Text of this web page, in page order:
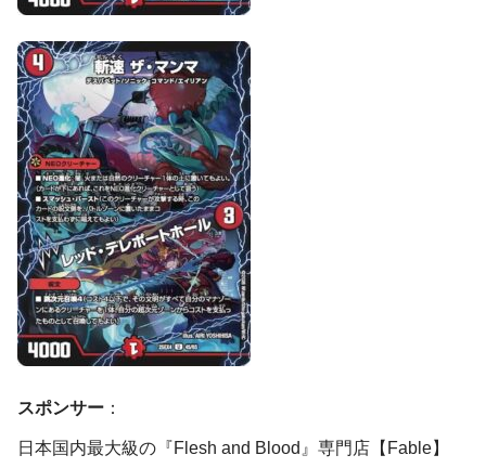
スポンサー ：
日本国内最大級の『Flesh and Blood』専門店【Fable】